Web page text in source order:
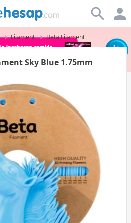
Filament Beta Filament
Sky Blue 1.75mm